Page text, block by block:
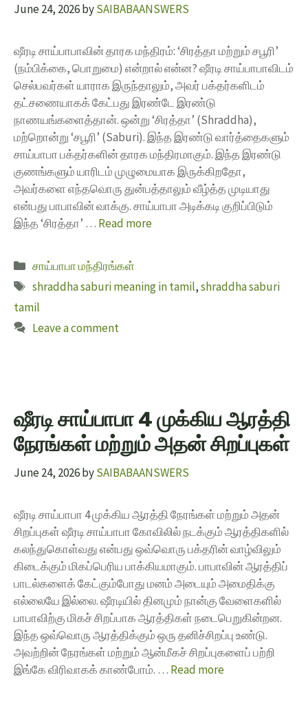
June 24, 2026bySAIBABAANSWERS
ஷீரடி சாய்பாபாவின் தாரக மந்திரம்: ‘சிரத்தா மற்றும் சபூரி’
(நம்பிக்கை, பொறுமை) என்றால் என்ன? ஷீரடி சாய்பாபாவிடம்
செல்பவர்கள் யாராக இருந்தாலும், அவர் பக்தர்களிடம்
தட்சணையாகக் கேட்பது இரண்டே இரண்டு
நாணயங்களைத்தான். ஒன்று ‘சிரத்தா’ (Shraddha),
மற்றொன்று ‘சபூரி’ (Saburi). இந்த இரண்டு வார்த்தைகளும்
சாய்பாபா பக்தர்களின் தாரக மந்திரமாகும். இந்த இரண்டு
குணங்களும் யாரிடம் முழுமையாக இருக்கிறதோ,
அவர்களை எந்தவொரு துன்பத்தாலும் வீழ்த்த முடியாது
என்பது பாபாவின் வாக்கு. சாய்பாபா அடிக்கடி குறிப்பிடும்
இந்த ‘சிரத்தா’ … Read more
சாய்பாபா மந்திரங்கள்
shraddha saburi meaning in tamil,shraddha saburi
tamil
Leave a comment
ஷீரடி சாய்பாபா 4 முக்கிய ஆரத்தி
நேரங்கள் மற்றும் அதன் சிறப்புகள்
June 24, 2026bySAIBABAANSWERS
ஷீரடி சாய்பாபா 4 முக்கிய ஆரத்தி நேரங்கள் மற்றும் அதன்
சிறப்புகள் ஷீரடி சாய்பாபா கோவிலில் நடக்கும் ஆரத்திகளில்
கலந்துகொள்வது என்பது ஒவ்வொரு பக்தரின் வாழ்விலும்
கிடைக்கும் மிகப்பெரிய பாக்கியமாகும். பாபாவின் ஆரத்திப்
பாடல்களைக் கேட்கும்போது மனம் அடையும் அமைதிக்கு
எல்லையே இல்லை. ஷீரடியில் தினமும் நான்கு வேளைகளில்
பாபாவிற்கு மிகச் சிறப்பாக ஆரத்திகள் நடைபெறுகின்றன.
இந்த ஒவ்வொரு ஆரத்திக்கும் ஒரு தனிச்சிறப்பு உண்டு.
அவற்றின் நேரங்கள் மற்றும் ஆன்மீகச் சிறப்புகளைப் பற்றி
இங்கே விரிவாகக் காண்போம். … Read more